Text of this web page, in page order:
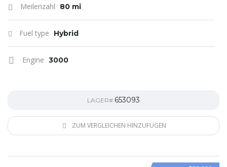
Meilenzahl 80 mi
Fuel type Hybrid
Engine 3000
LAGER# 653093
ZUM VERGLEICHEN HINZUFÜGEN